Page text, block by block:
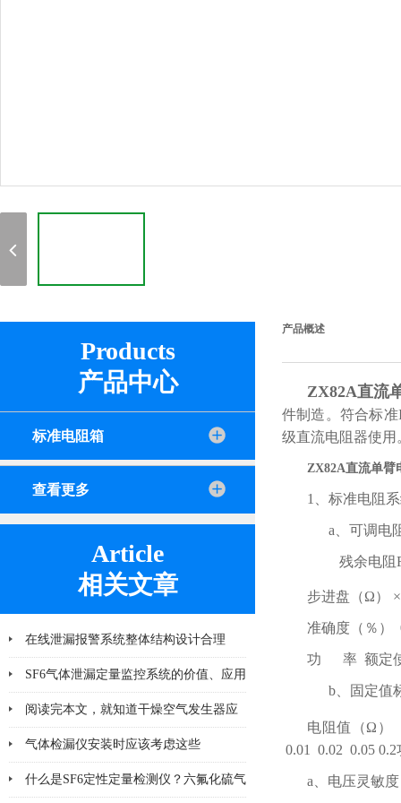
Products
产品中心
标准电阻箱
查看更多
Article
相关文章
在线泄漏报警系统整体结构设计合理
SF6气体泄漏定量监控系统的价值、应用
及未来发展趋势
阅读完本文，就知道干燥空气发生器应
该注意哪几点小问题
气体检漏仪安装时应该考虑这些
什么是SF6定性定量检测仪？六氟化硫气
产品概述
ZX82A直流
件制造。符合标
级直流电阻器使
ZX82A直流单臂
1、标准电阻
a、可调电阻
残余电阻
步进盘（Ω）
准确度（％
功 率 额定使
b、固定值
电阻值（Ω）
0.01 0.02
a、电压灵敏